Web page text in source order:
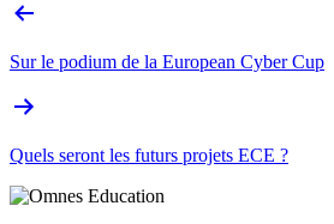
Sur le podium de la European Cyber Cup
Quels seront les futurs projets ECE ?